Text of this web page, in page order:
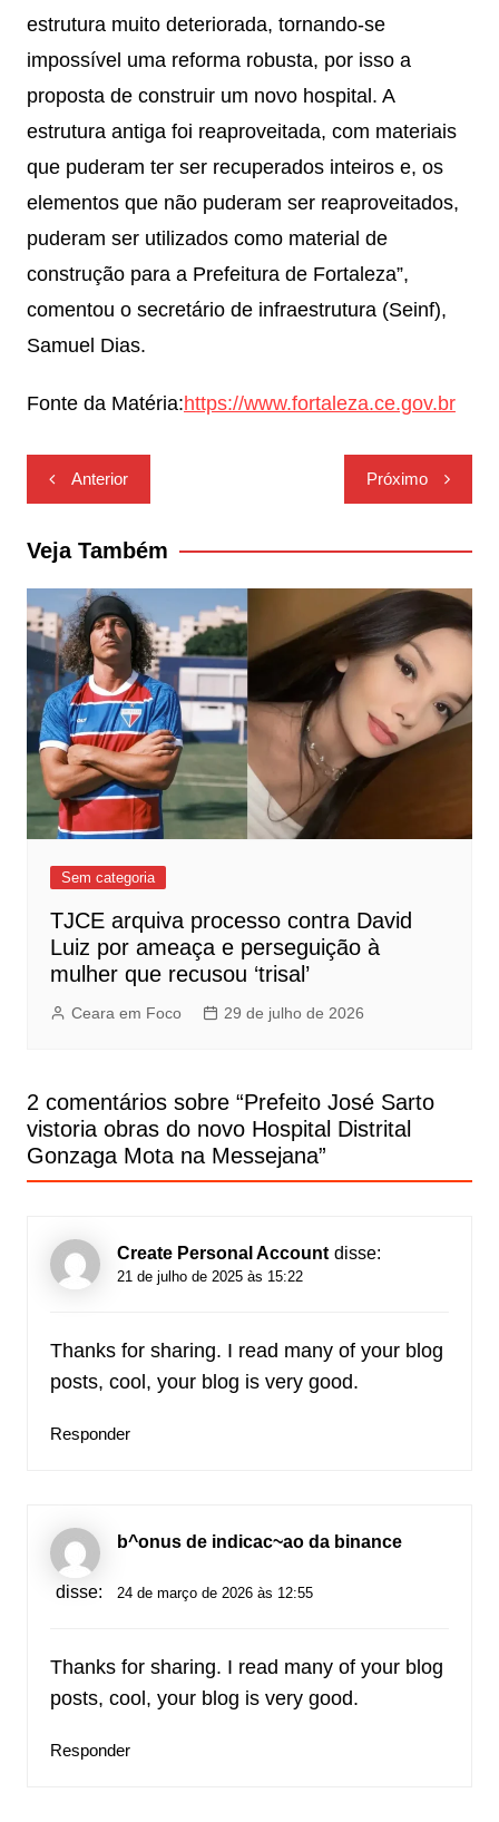
estrutura muito deteriorada, tornando-se
impossível uma reforma robusta, por isso a
proposta de construir um novo hospital. A
estrutura antiga foi reaproveitada, com materiais
que puderam ter ser recuperados inteiros e, os
elementos que não puderam ser reaproveitados,
puderam ser utilizados como material de
construção para a Prefeitura de Fortaleza”,
comentou o secretário de infraestrutura (Seinf),
Samuel Dias.
Fonte da Matéria:https://www.fortaleza.ce.gov.br
Navegação
de
Post
Anterior Próximo
Veja Também
Sem categoria
TJCE arquiva processo contra David
Luiz por ameaça e perseguição à
mulher que recusou ‘trisal’
Ceara em Foco 29 de julho de 2026
2 comentários sobre “Prefeito José Sarto
vistoria obras do novo Hospital Distrital
Gonzaga Mota na Messejana”
Create Personal Account disse:
21 de julho de 2025 às 15:22
Thanks for sharing. I read many of your blog
posts, cool, your blog is very good.
Responder
b^onus de indicac~ao da binance
disse: 24 de março de 2026 às 12:55
Thanks for sharing. I read many of your blog
posts, cool, your blog is very good.
Responder